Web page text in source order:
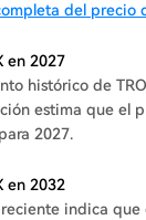
del precio
en 2027
histórico de
estima que el
2027.
en 2032
indica que